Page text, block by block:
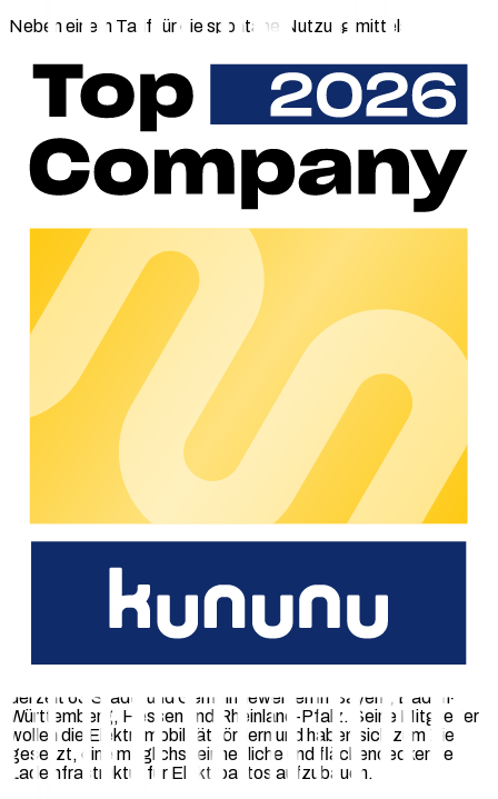
Neben einem Tarif für die spontane Nutzung mittels
rabattierten Tarif für Nutzer der App an. An einigen Säulen
wird zudem eine Blockiergebühr für die Standzeit ohne
gleichzeitiges Laden fällig.
An allen Ladepunkten können Spontankunden über das Direct
Payment Modul der chargecloud ohne dauerhafte
Vertragsbindung sicher per Kreditkarte zahlen.
Neuer Partner chargecloud GmbH
Die umfangreichen Umstellungen im Ladeverbund+ gehen mit
einem Wechsel des Backend-Anbieters einher. Künftig
vertraut der Ladeverbund+ auf die Dienste des auf
Elektromobilität spezialisierten Softwareherstellers
chargecloud GmbH.
Damit ist auch weiterhin der Zugang über zahlreiche
sogenannte RFID-Medien und Apps anderer Fahrstrom-
Anbieter möglich. Da die Mitglieder des Ladeverbund+ keinen
Einfluss auf deren Preisgestaltung haben, kann diese Form
des Roamings allerdings teils deutlich höhere Preise für die
Nutzer der Ladestation zur Folge haben.
Wir freuen uns sehr über diese Kooperationsvereinbarung,
die es beiden Partnern ermöglicht, einen wertvollen Beitrag
für die Zukunft der Elektromobilität zu leisten.
Lauterborn, CEO der chargecloud.
Über den Ladeverbund+
derzeit 63 Stadt- und Gemeindewerken in Bayern, Baden-
Württemberg, Hessen und Rheinland-Pfalz. Seine Mitglieder
wollen die Elektromobilität fördern und haben sich zum Ziel
gesetzt, eine möglichst einheitliche und flächendeckende
Ladeinfrastruktur für Elektroautos aufzubauen.